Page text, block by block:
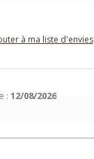
à ma liste d'envies
: 12/08/2026